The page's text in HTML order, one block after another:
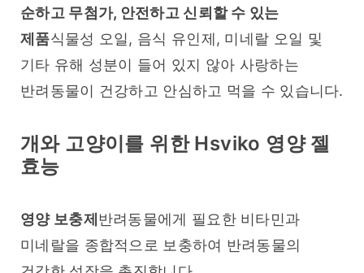
순하고 무첨가, 안전하고 신뢰할 수 있는
제품식물성 오일, 음식 유인제, 미네랄 오일 및
기타 유해 성분이 들어 있지 않아 사랑하는
반려동물이 건강하고 안심하고 먹을 수 있습니다.
개와 고양이를 위한 Hsviko 영양 젤
효능
영양 보충제 반려동물에게 필요한 비타민과
미네랄을 종합적으로 보충하여 반려동물의